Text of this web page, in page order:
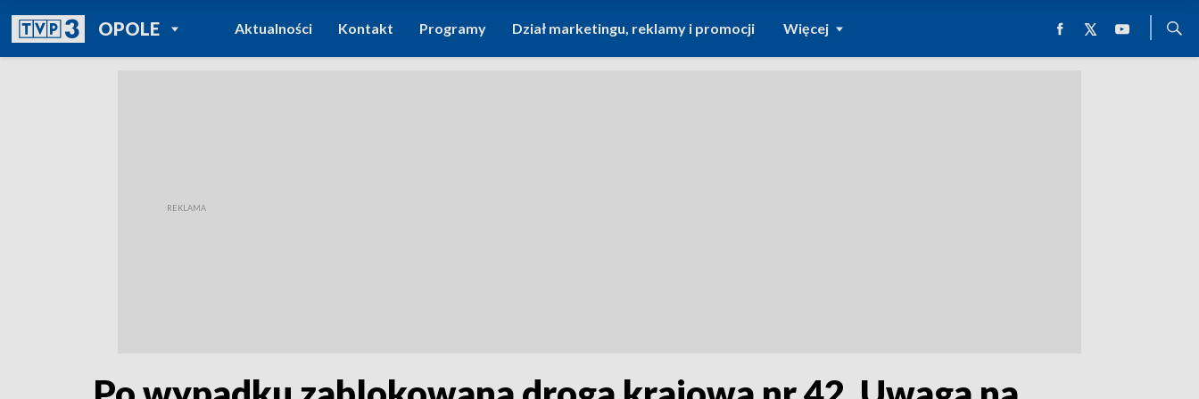
OPOLEPOWRÓT DO
TVP REGIONY
Aktualności Kontakt Programy Dział marketingu, reklamy i promocji Więcej